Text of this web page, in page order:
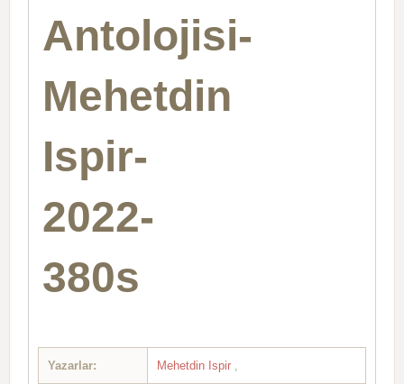
Antolojisi-
Mehetdin
Ispir-
2022-
380s
Yazarlar: Mehetdin Ispir